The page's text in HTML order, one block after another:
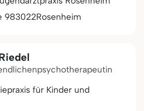
983022Rosenheim
für Kinder und